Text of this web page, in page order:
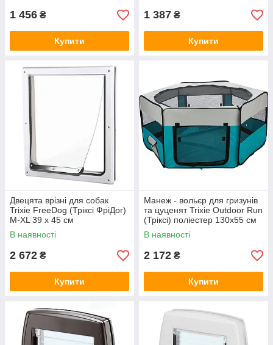
1 456 ₴
Купити
1 387 ₴
Купити
Двецята врізні для собак
Trixie FreeDog (Тріксі ФріДог)
M-XL 39 x 45 см
В наявності
2 672 ₴
Купити
Манеж - вольєр для гризунів
та цуценят Trixie Outdoor Run
(Тріксі) поліестер 130х55 см
В наявності
2 172 ₴
Купити